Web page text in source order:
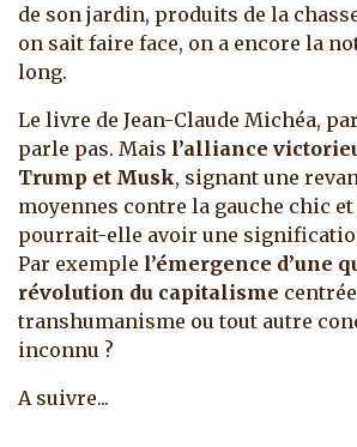
de son jardin, produits de la
on sait faire face, on a encore la
long.
Le livre de Jean-Claude Michéa,
parle pas. Mais l’alliance
Trump et Musk, signant une
moyennes contre la gauche chic
pourrait-elle avoir une
Par exemple l’émergence d’une
révolution du capitalisme
transhumanisme ou tout autre
inconnu ?
A suivre...